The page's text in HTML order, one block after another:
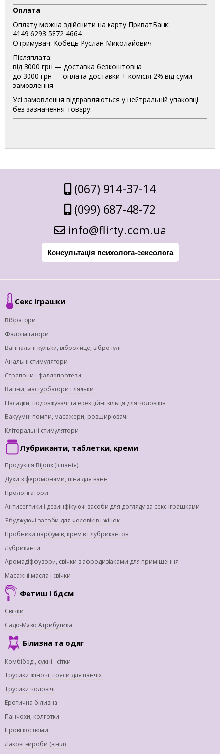
Оплата
Оплату можна здійснити на карту ПриватБанк:
4149 6293 5872 4664
Отримувач: Кобець Руслан Миколайович
Післяплата:
від 3000 грн — доставка безкоштовна
до 3000 грн — оплата доставки + комісія 2% від суми
замовлення
Усі замовлення відправляються у нейтральній упаковці
без зазначення товару.
(067) 914-37-14
(099) 687-48-72
info@flirty.com.ua
Консультація психолога-сексолога
Секс іграшки
Вібратори
Фалоімітатори
Вагінальні кульки, віброяйце, вібропулі
Анальні стимулятори
Страпони і фаллопротези
Вагіни, мастурбатори і ляльки
Насадки, подовжувачі та ерекційні кільця для чоловіків
Вакуумні помпи, масажери, розширювачі
Кліторальні стимулятори
Лубриканти, таблетки, креми
Продукція Bijoux (Іспанія)
Духи з феромонами, піна для ванн
Пролонгатори
Антисептики і дезинфікуючі засоби для догляду за секс-іграшками
Збуджуючі засоби для чоловіків і жінок
Пробники парфумів, кремів і лубрикантов
Лубриканти
Аромадіффузори, свічки з афродизіаками для приміщення
Масажні масла і свічки
Фетиш і бдсм
Свічки
Садо-Мазо Атрибутика
Білизна та одяг
Комбібоді, сукні - сітки
Трусики жіночі, пояси для панчіх
Трусики чоловічі
Еротична білизна
Панчохи, колготки
Ігрові костюми
Лакові вироби (вініл)